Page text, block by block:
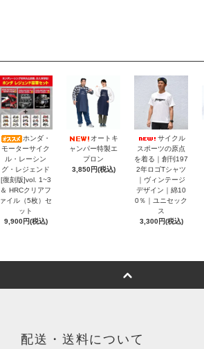
ホンダ・
モーターサイク
ル・レーシン
グ・レジェンド
[復刻版]vol. 1~3
＆ HRCクリアフ
ァイル（5枚）セ
ット
9,900円(税込)
オートキ
ャンパー特製エ
プロン
3,850円(税込)
サイクル
スポーツの原点
を着る｜創刊197
2年ロゴTシャツ
｜ヴィンテージ
デザイン｜綿10
0％｜ユニセック
ス
3,300円(税込)
配送・送料について